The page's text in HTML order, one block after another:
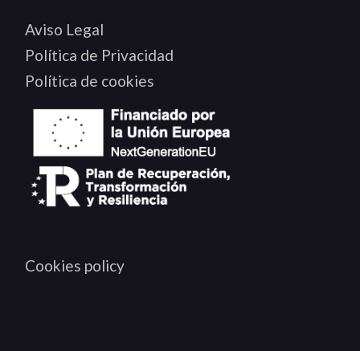
Aviso Legal
Política de Privacidad
Política de cookies
Cookies policy